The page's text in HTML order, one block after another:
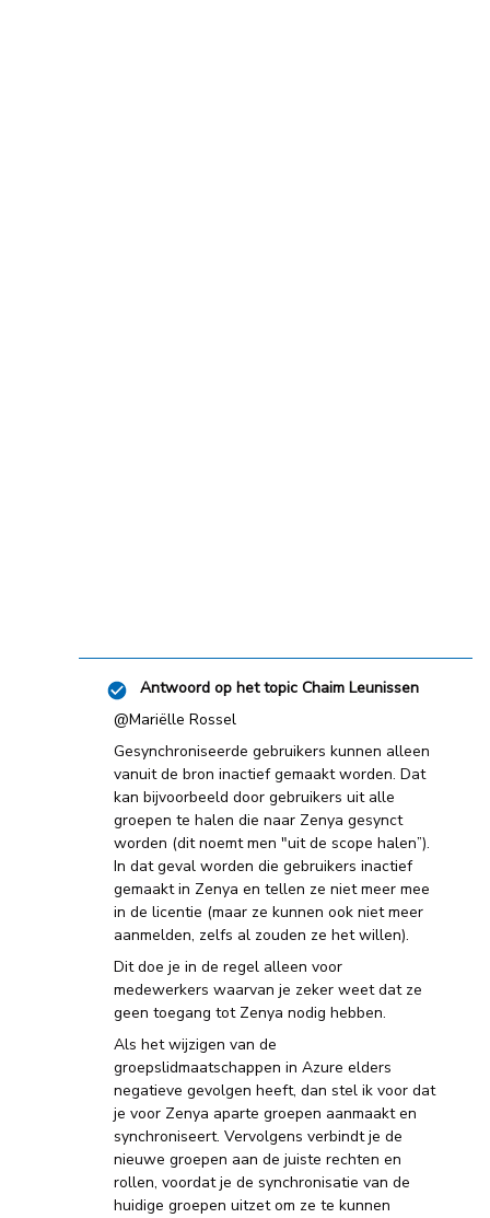
Antwoord op het topic Chaim Leunissen
@Mariëlle Rossel
Gesynchroniseerde gebruikers kunnen alleen
vanuit de bron inactief gemaakt worden. Dat
kan bijvoorbeeld door gebruikers uit alle
groepen te halen die naar Zenya gesynct
worden (dit noemt men "uit de scope halen”).
In dat geval worden die gebruikers inactief
gemaakt in Zenya en tellen ze niet meer mee
in de licentie (maar ze kunnen ook niet meer
aanmelden, zelfs al zouden ze het willen).
Dit doe je in de regel alleen voor
medewerkers waarvan je zeker weet dat ze
geen toegang tot Zenya nodig hebben.
Als het wijzigen van de
groepslidmaatschappen in Azure elders
negatieve gevolgen heeft, dan stel ik voor dat
je voor Zenya aparte groepen aanmaakt en
synchroniseert. Vervolgens verbindt je de
nieuwe groepen aan de juiste rechten en
rollen, voordat je de synchronisatie van de
huidige groepen uitzet om ze te kunnen